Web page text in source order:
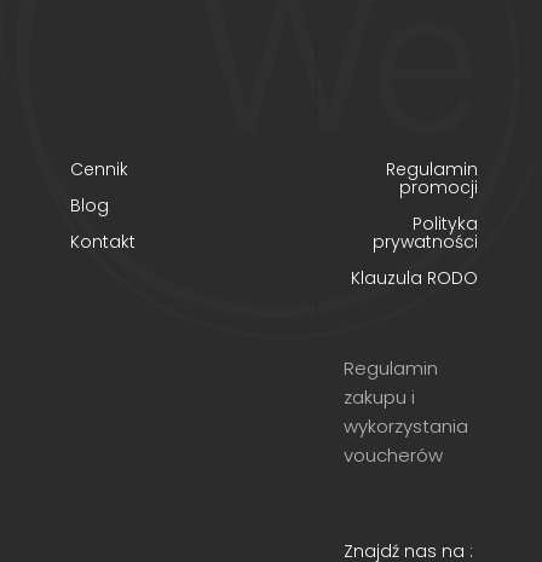
Cennik
Blog
Kontakt
Regulamin
promocji
Polityka
prywatności
Klauzula RODO
Regulamin
zakupu i
wykorzystania
voucherów
Znajdź nas na :